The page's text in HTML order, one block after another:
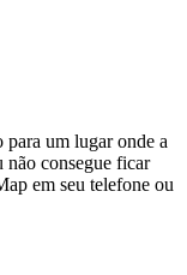
um lugar onde a
não consegue ficar
em seu telefone ou